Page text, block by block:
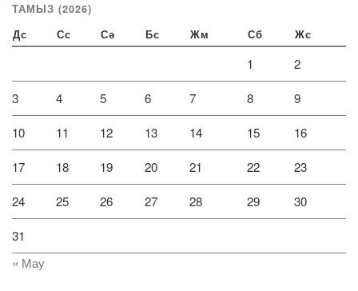
ТАМЫЗ (2026)
Дс Сс Сә Бс Жм Сб Жс
1 2
3 4 5 6 7 8 9
10 11 12 13 14 15 16
17 18 19 20 21 22 23
24 25 26 27 28 29 30
31
« Мау